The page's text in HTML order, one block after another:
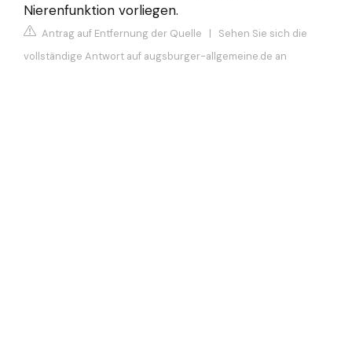
Nierenfunktion vorliegen.
Antrag auf Entfernung der Quelle | Sehen Sie sich die
vollständige Antwort auf augsburger-allgemeine.de an